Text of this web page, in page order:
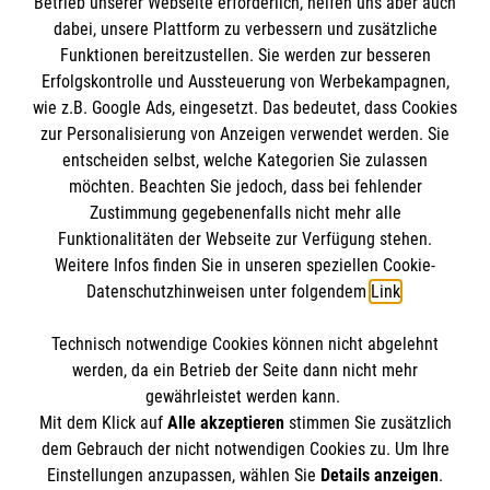
Stunden Praktikum in einer stationären
Altenhilfeeinrichtung.
Pflege-Kurs buchen
Informationen
Impressum
Datenschutz
Kontakt
Barrierefreiheit
Die Malteser
Malteser in Deutschland
Malteserorden
Sharepoint
Spendenkonto
IBAN: DE39 3706 0120 1201 2150 10
BIC: GENODED1PA7
Stichwort: Nordhorn
So finden Sie uns
Zeppelinstraße 17
48529 Nordhorn
Der Malteser Hilfsdienst e.V. ist als eingetragene
dabei, unsere Plattform zu verbessern und zusätzliche
Funktionen bereitzustellen. Sie werden zur besseren
Erfolgskontrolle und Aussteuerung von Werbekampagnen,
wie z.B. Google Ads, eingesetzt. Das bedeutet, dass Cookies
zur Personalisierung von Anzeigen verwendet werden. Sie
entscheiden selbst, welche Kategorien Sie zulassen
möchten. Beachten Sie jedoch, dass bei fehlender
Zustimmung gegebenenfalls nicht mehr alle
Funktionalitäten der Webseite zur Verfügung stehen.
Weitere Infos finden Sie in unseren speziellen Cookie-
Datenschutzhinweisen unter folgendem Link.
Technisch notwendige Cookies können nicht abgelehnt
werden, da ein Betrieb der Seite dann nicht mehr
gewährleistet werden kann.
Mit dem Klick auf Alle akzeptierenstimmen Sie zusätzlich
dem Gebrauch der nicht notwendigen Cookies zu. Um Ihre
Einstellungen anzupassen, wählen Sie Details anzeigen.